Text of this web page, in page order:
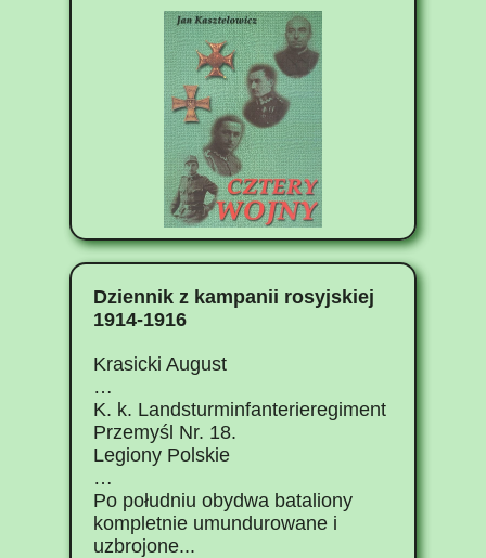
Dziennik z kampanii rosyjskiej
1914-1916
Krasicki August
…
K. k. Landsturminfanterieregiment
Przemyśl Nr. 18.
Legiony Polskie
…
Po południu obydwa bataliony
kompletnie umundurowane i
uzbrojone...